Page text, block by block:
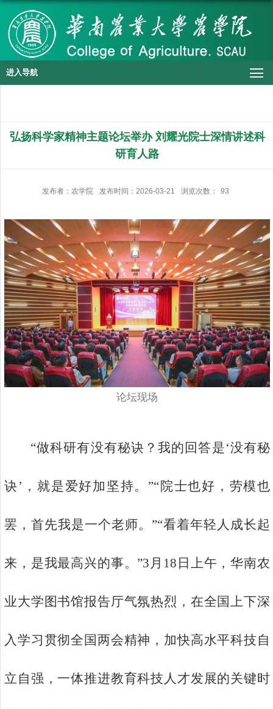
进入导航
弘扬科学家精神主题论坛举办 刘耀光院士深情讲述科
研育人路
发布者：农学院 发布时间：2026-03-21 浏览次数： 93
论坛现场
“做科研有没有秘诀？我的回答是‘没有秘
诀’，就是爱好加坚持。”“院士也好，劳模也
罢，首先我是一个老师。”“看着年轻人成长起
来，是我最高兴的事。”3月18日上午，华南农
业大学图书馆报告厅气氛热烈，在全国上下深
入学习贯彻全国两会精神，加快高水平科技自
立自强，一体推进教育科技人才发展的关键时